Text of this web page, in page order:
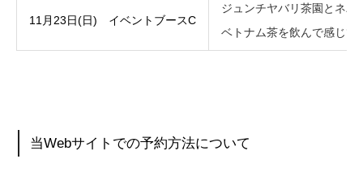
11月23日(日) イベントブースC
ジュンチヤバリ茶園とネパ
ベトナム茶を飲んで感じて
当Webサイトでの予約方法について